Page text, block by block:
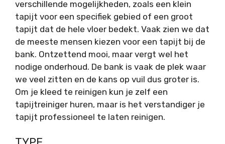
verschillende mogelijkheden, zoals een klein
tapijt voor een specifiek gebied of een groot
tapijt dat de hele vloer bedekt. Vaak zien we dat
de meeste mensen kiezen voor een tapijt bij de
bank. Ontzettend mooi, maar vergt wel het
nodige onderhoud. De bank is vaak de plek waar
we veel zitten en de kans op vuil dus groter is.
Om je kleed te reinigen kun je zelf een
tapijtreiniger huren, maar is het verstandiger je
tapijt professioneel te laten reinigen.